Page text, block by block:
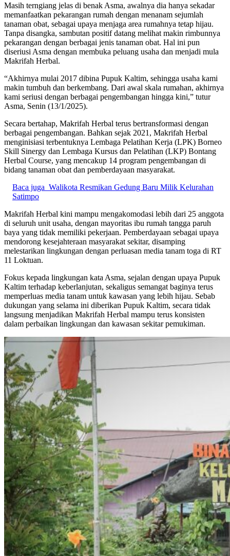
Masih terngiang jelas di benak Asma, awalnya dia hanya sekadar
memanfaatkan pekarangan rumah dengan menanam sejumlah
tanaman obat, sebagai upaya menjaga area rumahnya tetap hijau.
Tanpa disangka, sambutan positif datang melihat makin rimbunnya
pekarangan dengan berbagai jenis tanaman obat. Hal ini pun
diseriusi Asma dengan membuka peluang usaha dan menjadi mula
Makrifah Herbal.
“Akhirnya mulai 2017 dibina Pupuk Kaltim, sehingga usaha kami
makin tumbuh dan berkembang. Dari awal skala rumahan, akhirnya
kami seriusi dengan berbagai pengembangan hingga kini,” tutur
Asma, Senin (13/1/2025).
Secara bertahap, Makrifah Herbal terus bertransformasi dengan
berbagai pengembangan. Bahkan sejak 2021, Makrifah Herbal
menginisiasi terbentuknya Lembaga Pelatihan Kerja (LPK) Borneo
Skill Sinergy dan Lembaga Kursus dan Pelatihan (LKP) Bontang
Herbal Course, yang mencakup 14 program pengembangan di
bidang tanaman obat dan pemberdayaan masyarakat.
Baca juga Walikota Resmikan Gedung Baru Milik Kelurahan
Satimpo
Makrifah Herbal kini mampu mengakomodasi lebih dari 25 anggota
di seluruh unit usaha, dengan mayoritas ibu rumah tangga paruh
baya yang tidak memiliki pekerjaan. Pemberdayaan sebagai upaya
mendorong kesejahteraan masyarakat sekitar, disamping
melestarikan lingkungan dengan perluasan media tanam toga di RT
11 Loktuan.
Fokus kepada lingkungan kata Asma, sejalan dengan upaya Pupuk
Kaltim terhadap keberlanjutan, sekaligus semangat baginya terus
memperluas media tanam untuk kawasan yang lebih hijau. Sebab
dukungan yang selama ini diberikan Pupuk Kaltim, secara tidak
langsung menjadikan Makrifah Herbal mampu terus konsisten
dalam perbaikan lingkungan dan kawasan sekitar pemukiman.